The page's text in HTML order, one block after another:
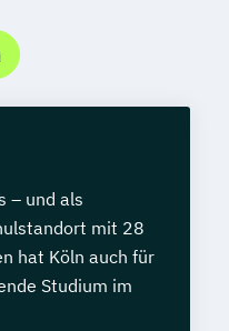
– und als
mit 28
hat Köln auch für
Studium im